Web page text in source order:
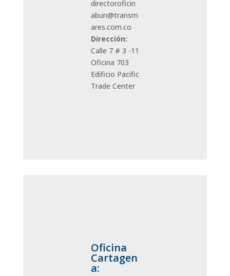
directoroficin
abun@transm
ares.com.co
Dirección:
Calle 7 # 3 -11
Oficina 703
Edificio Pacific
Trade Center
Oficina
Cartagen
a: